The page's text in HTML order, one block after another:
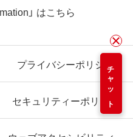
チャット
」 はこちら
プライバシーポリシー
セキュリティーポリシー